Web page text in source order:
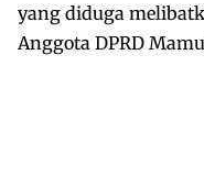
yang diduga
Anggota DPRD